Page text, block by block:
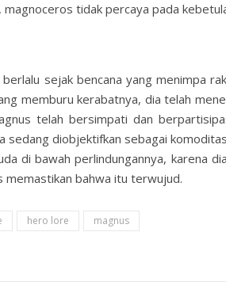
magnoceros tidak percaya pada
sejak bencana yang menimpa
memburu kerabatnya, dia telah
telah bersimpati dan
sedang diobjektifkan sebagai
di bawah perlindungannya, karena
memastikan bahwa itu terwujud.
hero lore magnus